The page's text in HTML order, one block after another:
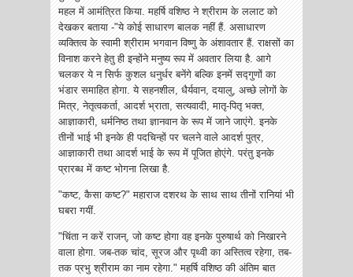
महल में आमंत्रित किया. महर्षि वशिष्ठ ने श्रीराम के ललाट को
देखकर बताया -"ये कोई साधारण बालक नहीं हैं. असाधारण
व्यक्तित्व के स्वामी श्रीराम भगवान विष्णु के अंशावतार हैं. राक्षसों का
विनाश करने हेतु ही इन्होंने मनुष्य रूप में अवतार लिया है. आगे
चलकर ये न सिर्फ कुशल धनुर्धर बनेंगे बल्कि इनमें सद्गुणों का
भंडार समाहित होगा. ये सहनशील, धैर्यवान, दयालु, अच्छे लोगों के
मित्र, नेतृत्वकर्ता, आदर्श भ्राता, सत्यवादी, मातृ-पितृ भक्त,
आज्ञाकारी, धर्मनिष्ठ तथा ज्ञानवान के रूप में जाने जाएंगे. इनके
तीनों भाई भी इनके ही पदचिन्हों पर चलने वाले आदर्श पुत्र,
आज्ञाकारी तथा आदर्श भाई के रूप में पूजित होएंगे. परंतु इनके
प्रारब्ध में कष्ट भोगना लिखा है.
"कष्ट, कैसा कष्ट?" महाराज दशरथ के साथ साथ तीनों रानियां भी
घबरा गयीं.
"चिंता न करें राजन्, जो कष्ट होगा वह इनके पुरुषार्थ को निखारने
वाला होगा. जब-तक चांद, सूरज और पृथ्वी का अस्तित्व रहेगा, तब-
तक प्रभु श्रीराम का नाम रहेगा." महर्षि वशिष्ठ की अंतिम बात